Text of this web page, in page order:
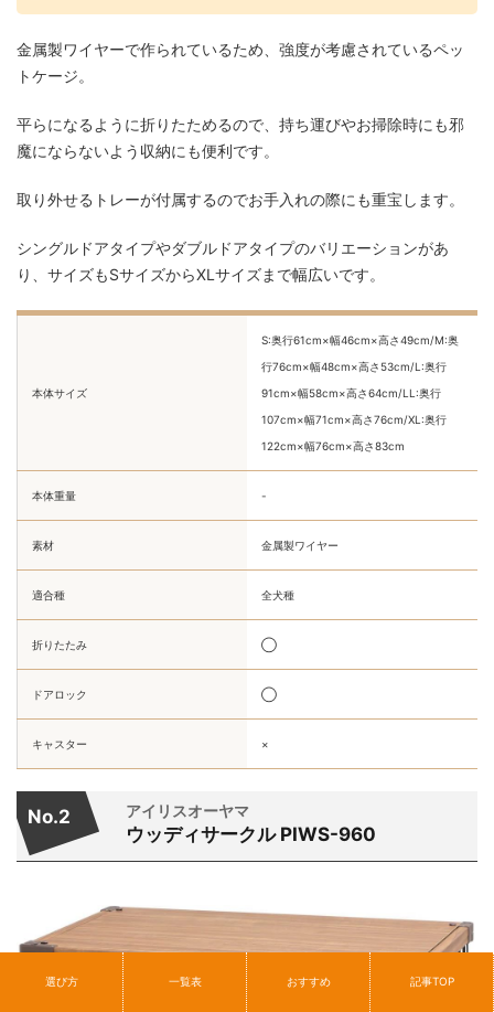
金属製ワイヤーで作られているため、強度が考慮されているペッ
トケージ。
平らになるように折りたためるので、持ち運びやお掃除時にも邪
魔にならないよう収納にも便利です。
取り外せるトレーが付属するのでお手入れの際にも重宝します。
シングルドアタイプやダブルドアタイプのバリエーションがあ
り、サイズもSサイズからXLサイズまで幅広いです。
本体サイズ
S:奥行61cm×幅46cm×高さ49cm/M:奥
行76cm×幅48cm×高さ53cm/L:奥行
91cm×幅58cm×高さ64cm/LL:奥行
107cm×幅71cm×高さ76cm/XL:奥行
122cm×幅76cm×高さ83cm
本体重量 -
素材 金属製ワイヤー
適合種 全犬種
折りたたみ ◯
ドアロック ◯
キャスター ×
No.2 アイリスオーヤマ
ウッディサークル ‎PIWS-960
選び方 一覧表 おすすめ 記事TOP